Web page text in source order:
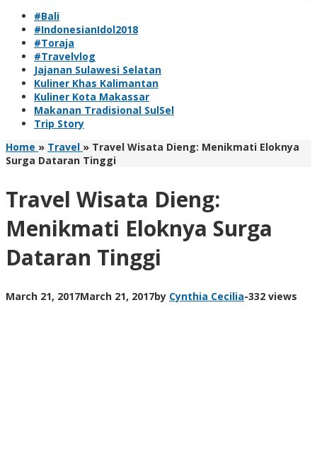
#Bali
#IndonesianIdol2018
#Toraja
#Travelvlog
Jajanan Sulawesi Selatan
Kuliner Khas Kalimantan
Kuliner Kota Makassar
Makanan Tradisional SulSel
Trip Story
Home » Travel » Travel Wisata Dieng: Menikmati Eloknya
Surga Dataran Tinggi
Travel Wisata Dieng:
Menikmati Eloknya Surga
Dataran Tinggi
March 21, 2017March 21, 2017by Cynthia Cecilia-332 views